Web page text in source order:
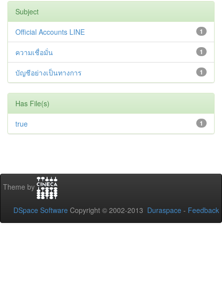
Subject
1
Official Accounts LINE
1
ความเชื่อมั่น
1
บัญชีอย่างเป็นทางการ
Has File(s)
1
true
Theme by
DSpace Software Copyright © 2002-2013 Duraspace - Feedback